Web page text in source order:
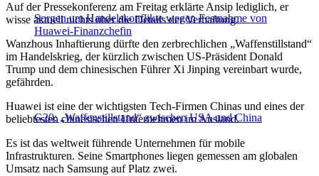
Sorgen um Handelskonflikte wegen Festnahme von
Huawei-Finanzchefin
Auf der Pressekonferenz am Freitag erklärte Ansip lediglich, er
wisse aktuell nichts über die Details der Verhaftung.
Wanzhous Inhaftierung dürfte den zerbrechlichen „Waffenstillstand“
im Handelskrieg, der kürzlich zwischen US-Präsident Donald
Trump und dem chinesischen Führer Xi Jinping vereinbart wurde,
gefährden.
G20: „Waffenstillstand“ zwischen USA und China
Huawei ist eine der wichtigsten Tech-Firmen Chinas und eines der
beliebtesten chinesischen Unternehmen im Ausland.
Es ist das weltweit führende Unternehmen für mobile
Infrastrukturen. Seine Smartphones liegen gemessen am globalen
Umsatz nach Samsung auf Platz zwei.